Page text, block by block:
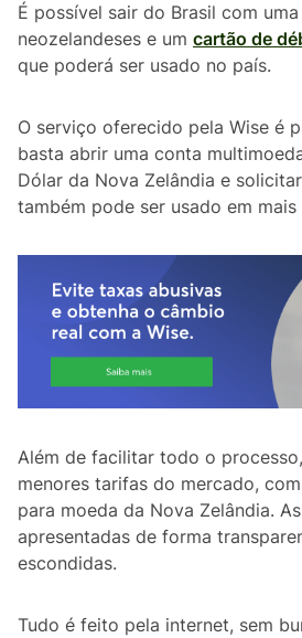
É possível sair do Brasil com
neozelandeses e um cartão de
que poderá ser usado no país.
O serviço oferecido pela Wise é
basta abrir uma conta
Dólar da Nova Zelândia e
também pode ser usado em mais
Além de facilitar todo o
menores tarifas do mercado,
para moeda da Nova Zelândia.
apresentadas de forma
escondidas.
Tudo é feito pela internet, sem